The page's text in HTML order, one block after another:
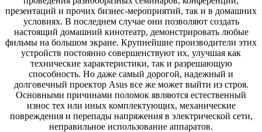
презентаций и прочих бизнес-мероприятий, так и в домашних
условиях. В последнем случае они позволяют создать
настоящий домашний кинотеатр, демонстрировать любые
фильмы на большом экране. Крупнейшие производители этих
устройств постоянно совершенствуют их, улучшая как
технические характеристики, так и разрешающую
способность. Но даже самый дорогой, надежный и
долговечный проектор Asus все же может выйти из строя.
Основными причинами поломок являются естественный
износ тех или иных комплектующих, механические
повреждения и перепады напряжения в электрической сети,
неправильное использование аппаратов.